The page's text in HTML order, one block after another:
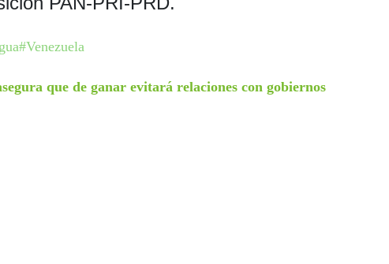
#Venezuela
que de ganar evitará relaciones con gobiernos